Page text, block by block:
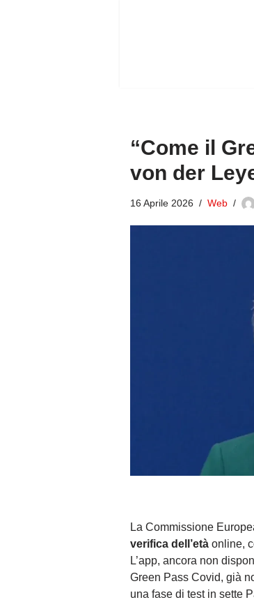
“Come il
von der
16 Aprile 2026 Web
La Commissione
verifica dell’età online,
L’app, ancora non
Green Pass Covid, già
una fase di test in sette